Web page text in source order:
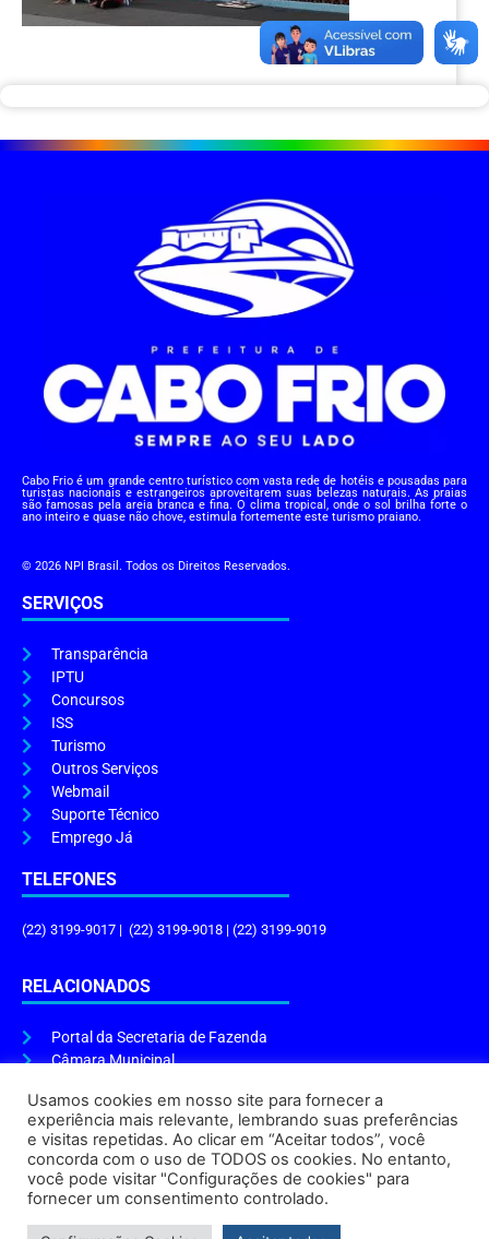
Cabo Frio é um grande centro turístico com vasta rede de hotéis e pousadas para
turistas nacionais e estrangeiros aproveitarem suas belezas naturais. As praias
são famosas pela areia branca e fina. O clima tropical, onde o sol brilha forte o
ano inteiro e quase não chove, estimula fortemente este turismo praiano.
© 2026 NPI Brasil. Todos os Direitos Reservados.
SERVIÇOS
Transparência
IPTU
Concursos
ISS
Turismo
Outros Serviços
Webmail
Suporte Técnico
Emprego Já
TELEFONES
(22) 3199-9017 | (22) 3199-9018 | (22) 3199-9019
RELACIONADOS
Portal da Secretaria de Fazenda
Câmara Municipal
ENDEREÇO E HORÁRIO
Endereço:Praça Tiradentes, s/n – Centro, Cabo Frio – RJ, 28906-290
Atendimento do Protocolo Geral da Prefeitura:9h às 16h
Horário de Funcionamento:8h às 17h
Usamos cookies em nosso site para fornecer a
experiência mais relevante, lembrando suas preferências
e visitas repetidas. Ao clicar em “Aceitar todos”, você
concorda com o uso de TODOS os cookies. No entanto,
você pode visitar "Configurações de cookies" para
fornecer um consentimento controlado.